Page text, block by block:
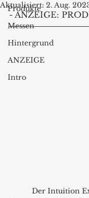
Produkte
Messen
Hintergrund
ANZEIGE
Intro
Aktualisiert: 2. Aug.
- ANZEIGE:
Der Intuition